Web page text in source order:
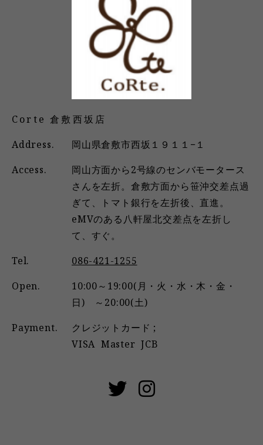
Corte 倉敷西坂店
Address.
岡山県倉敷市西坂１９１１−１
Access.
岡山方面から2号線のセンバモータース
さんを左折。倉敷方面から笹沖交差点過
ぎて、トマト銀行を左折後、直進。
eMVのある八軒屋北交差点を左折し
て、すぐ。
Tel.
086-421-1255
Open.
10:00～19:00(月・火・水・木・金・
日) ～20:00(土)
Payment.
クレジットカード ;
VISA Master JCB